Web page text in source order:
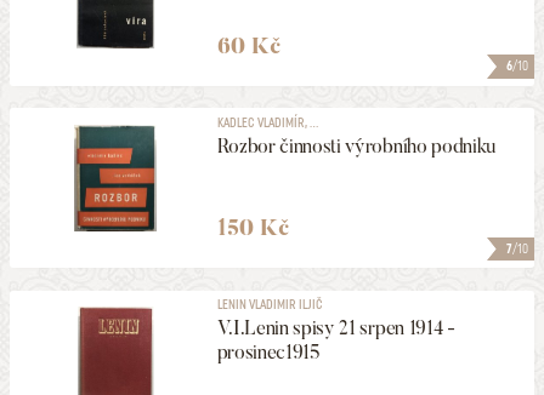
6/10
60 Kč
7/10
KADLEC VLADIMÍR, ...
Rozbor činnosti výrobního podniku
150 Kč
LENIN VLADIMIR ILJIČ
V.I.Lenin spisy 21 srpen 1914 -
prosinec1915